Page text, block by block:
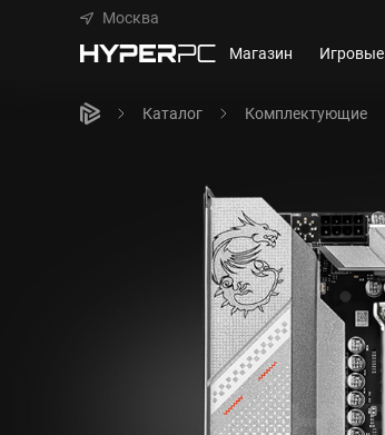
Москва
Магазин
Игровые
Каталог Комплектующие